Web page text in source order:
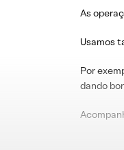
As
Usamos
Por
dando